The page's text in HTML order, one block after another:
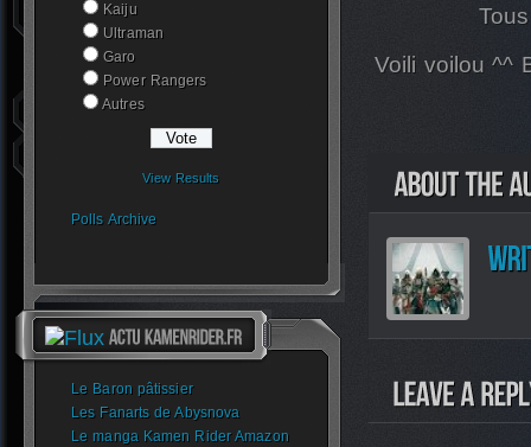
Kaiju
Ultraman
Garo
Power Rangers
Autres
View Results
Polls Archive
Le Baron pâtissier
Les Fanarts de Abysnova
Le manga Kamen Rider Amazon
Voili voilou ^^